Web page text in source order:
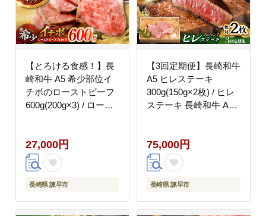
【とろける食感！】長
崎和牛 A5 希少部位イ
チボのローストビーフ
600g(200g×3) / ロース
いちぼ / 諫早市 / 野中
精肉店 [AHCW141]
27,000円
長崎県 諫早市
【3回定期便】長崎和牛
A5 ヒレステーキ
300g(150g×2枚) / ヒレ
ステーキ 長崎和牛 A5
75,000円
長崎県 諫早市